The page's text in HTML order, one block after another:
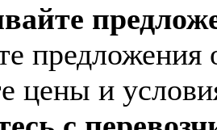
предложения
цены и